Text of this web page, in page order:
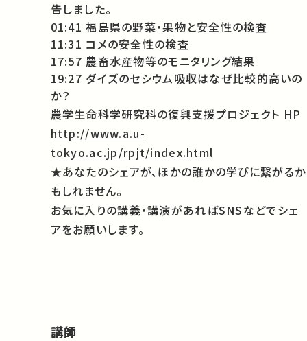
告しました。
01:41 福島県の野菜・果物と安全性の検査
11:31 コメの安全性の検査
17:57 農畜水産物等のモニタリング結果
19:27 ダイズのセシウム吸収はなぜ比較的高いの
か？
農学生命科学研究科の復興支援プロジェクト HP
http://www.a.u-
tokyo.ac.jp/rpjt/index.html
★あなたのシェアが、ほかの誰かの学びに繋がるか
もしれません。
お気に入りの講義・講演があればSNSなどでシェ
アをお願いします。
講師